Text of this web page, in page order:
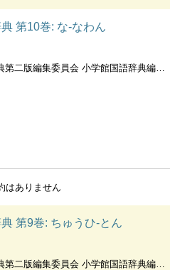
第10巻: な-なわん
二版編集委員会 小学館国語辞典編集部編
はありません
第9巻: ちゅうひ-とん
二版編集委員会 小学館国語辞典編集部編